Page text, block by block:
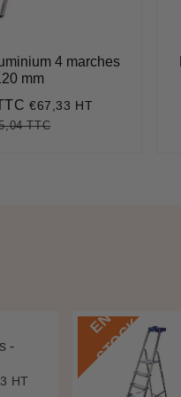
4 marches
mm
€80,80
€67,33 HT
TTC€105,04
-
HT
E
N
S
T
O
C
K